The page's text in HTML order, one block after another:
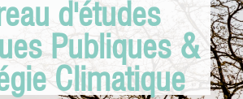
d'études
Publiques &
Climatique